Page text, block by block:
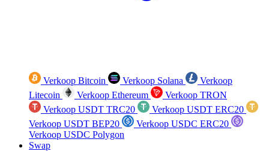
Verkoop Bitcoin Verkoop Solana
Verkoop
Litecoin
Verkoop Ethereum
Verkoop TRON
Verkoop USDT TRC20
Verkoop USDT ERC20
Verkoop USDT BEP20
Verkoop USDC ERC20
Verkoop USDC Polygon
Swap